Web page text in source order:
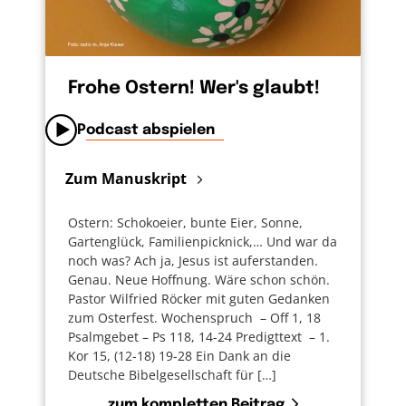
entscheide ich mich auch immer gegen eine
andere Option. Wofür entscheide ich mich? –
entschieden hat, ist Gott. Im 2.Korintherbrief
schreibt der Apostel Paulus und wir haben
das gerade gehört, dass Gott selbst nicht ein
Gottes gelebtes Ja zu jedem von uns. In dem
Beziehungsangebot an. Und dieses Angebot
enthält: Gott möchte mit seinem Segen unser
Leben begleiten und Gelingen, auch bei
wegweisenden Lebensentscheidungen,
schenken. Gott möchte uns Menschen
spürbar nahe sein, durch das Wirken seines
Geistes und in allen Entscheidungen und
Herausforderungen eine innere Ruhe und
Frohe Ostern! Wer's glaubt!
Podcast abspielen
Zum Manuskript
Ostern: Schokoeier, bunte Eier, Sonne,
Gartenglück, Familienpicknick,… Und war da
noch was? Ach ja, Jesus ist auferstanden.
Genau. Neue Hoffnung. Wäre schon schön.
Pastor Wilfried Röcker mit guten Gedanken
zum Osterfest. Wochenspruch – Off 1, 18
Psalmgebet – Ps 118, 14-24 Predigttext – 1.
Kor 15, (12-18) 19-28 Ein Dank an die
Deutsche Bibelgesellschaft für […]